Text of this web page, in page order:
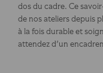
dos du cadre. Ce
de nos ateliers depuis
à la fois durable et
attendez d'un